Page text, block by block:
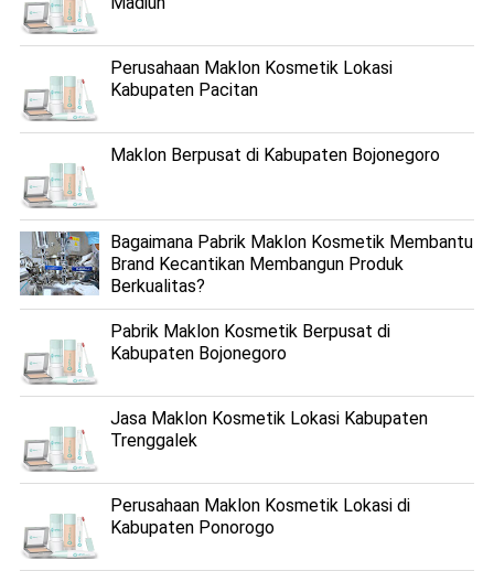
Perusahaan Maklon Kosmetik Lokasi
Kabupaten Pacitan
Maklon Berpusat di Kabupaten Bojonegoro
Bagaimana Pabrik Maklon Kosmetik Membantu
Brand Kecantikan Membangun Produk
Berkualitas?
Pabrik Maklon Kosmetik Berpusat di
Kabupaten Bojonegoro
Jasa Maklon Kosmetik Lokasi Kabupaten
Trenggalek
Perusahaan Maklon Kosmetik Lokasi di
Kabupaten Ponorogo